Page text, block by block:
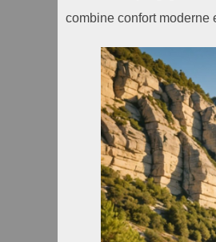
combine confort moderne